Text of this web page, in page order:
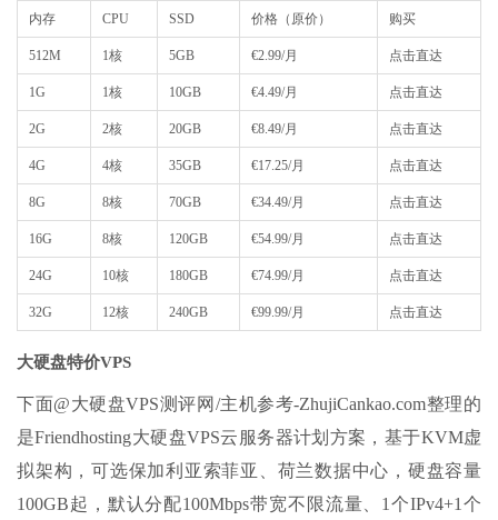
内存 CPU SSD 价格（原价） 购买
512M 1核 5GB €2.99/月 点击直达
1G 1核 10GB €4.49/月 点击直达
2G 2核 20GB €8.49/月 点击直达
4G 4核 35GB €17.25/月 点击直达
8G 8核 70GB €34.49/月 点击直达
16G 8核 120GB €54.99/月 点击直达
24G 10核 180GB €74.99/月 点击直达
32G 12核 240GB €99.99/月 点击直达
大硬盘特价VPS
下面@大硬盘VPS测评网/主机参考-ZhujiCankao.com整理的
是Friendhosting大硬盘VPS云服务器计划方案，基于KVM虚
拟架构，可选保加利亚索菲亚、荷兰数据中心，硬盘容量
100GB起，默认分配100Mbps带宽不限流量、1个IPv4+1个